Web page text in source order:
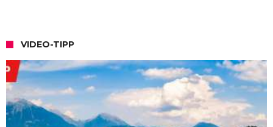
VIDEO-TIPP